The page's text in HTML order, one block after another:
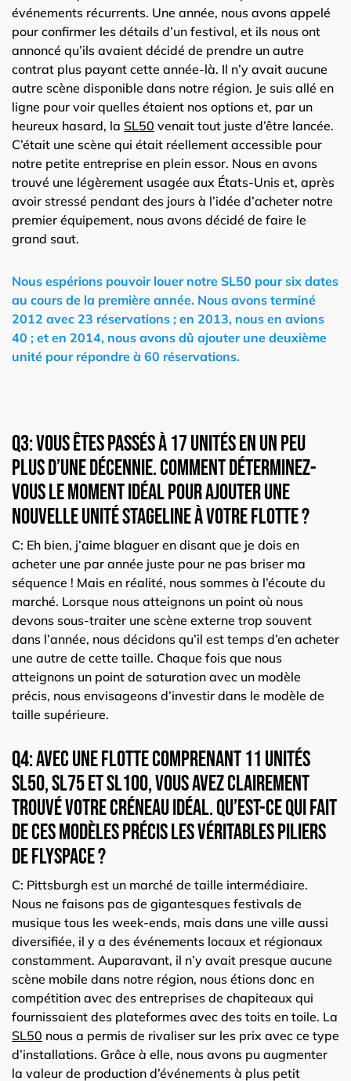
événements récurrents. Une année, nous avons appelé
pour confirmer les détails d’un festival, et ils nous ont
annoncé qu’ils avaient décidé de prendre un autre
contrat plus payant cette année-là. Il n’y avait aucune
autre scène disponible dans notre région. Je suis allé en
ligne pour voir quelles étaient nos options et, par un
heureux hasard, la SL50 venait tout juste d’être lancée.
C’était une scène qui était réellement accessible pour
notre petite entreprise en plein essor. Nous en avons
trouvé une légèrement usagée aux États-Unis et, après
avoir stressé pendant des jours à l’idée d’acheter notre
premier équipement, nous avons décidé de faire le
grand saut.
Nous espérions pouvoir louer notre SL50 pour six dates
au cours de la première année. Nous avons terminé
2012 avec 23 réservations ; en 2013, nous en avions
40 ; et en 2014, nous avons dû ajouter une deuxième
unité pour répondre à 60 réservations.
Q3: Vous êtes passés à 17 unités en un peu
plus d’une décennie. Comment déterminez-
vous le moment idéal pour ajouter une
nouvelle unité Stageline à votre flotte ?
C: Eh bien, j’aime blaguer en disant que je dois en
acheter une par année juste pour ne pas briser ma
séquence ! Mais en réalité, nous sommes à l’écoute du
marché. Lorsque nous atteignons un point où nous
devons sous-traiter une scène externe trop souvent
dans l’année, nous décidons qu’il est temps d’en acheter
une autre de cette taille. Chaque fois que nous
atteignons un point de saturation avec un modèle
précis, nous envisageons d’investir dans le modèle de
taille supérieure.
Q4: Avec une flotte comprenant 11 unités
SL50,SL75etSL100, vous avez clairement
trouvé votre créneau idéal. Qu’est-ce qui fait
de ces modèles précis les véritables piliers
de Flyspace ?
C: Pittsburgh est un marché de taille intermédiaire.
Nous ne faisons pas de gigantesques festivals de
musique tous les week-ends, mais dans une ville aussi
diversifiée, il y a des événements locaux et régionaux
constamment. Auparavant, il n’y avait presque aucune
scène mobile dans notre région, nous étions donc en
compétition avec des entreprises de chapiteaux qui
fournissaient des plateformes avec des toits en toile. La
SL50 nous a permis de rivaliser sur les prix avec ce type
d’installations. Grâce à elle, nous avons pu augmenter
la valeur de production d’événements à plus petit